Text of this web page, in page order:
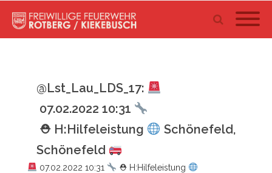
@Lst_Lau_LDS_17:
07.02.2022 10:31
⛑ H:Hilfeleistung
Schönefeld,
Schönefeld
07.02.2022 10:31
⛑ H:Hilfeleistung